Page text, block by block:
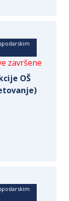
završene
OŠ